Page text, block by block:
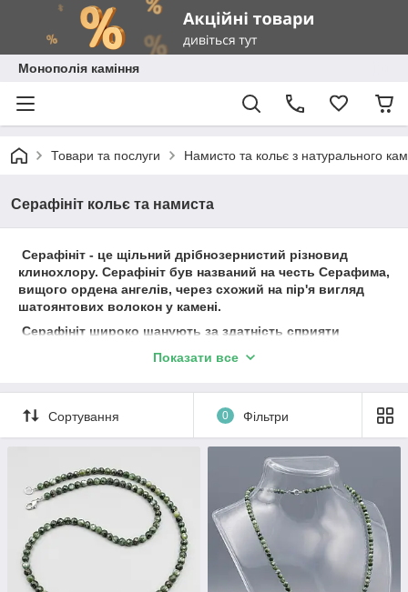
Монополія каміння
Товари та послуги Намисто та кольє з натурального
Серафініт кольє та намиста
Серафініт - це щільний дрібнозернистий різновид
клинохлору. Серафініт був названий на честь Серафима,
вищого ордена ангелів, через схожий на пір'я вигляд
шатоянтових волокон у камені.
Серафініт широко шанують за здатність сприяти
наставниками і створювати гармонію між фізичним і
робить його каменем божественного втручання і
небесного керівництва. Використовуваний для
медитації, цілительства або духовних практик,
серафініт має м'яку, але перетворювальну енергію, яка
живить душу і приводить у рівновагу розум і тіло.
Показати все
Сортування 0 Фільтри